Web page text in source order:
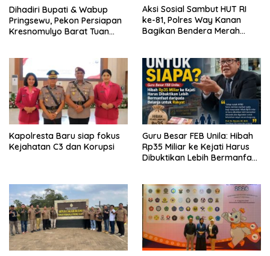
Dihadiri Bupati & Wabup
Pringsewu, Pekon Persiapan
Kresnomulyo Barat Tuan
Aksi Sosial Sambut HUT RI
ke-81, Polres Way Kanan
Bagikan Bendera Merah
Kapolresta Baru siap fokus
Kejahatan C3 dan Korupsi
Guru Besar FEB Unila: Hibah
Rp35 Miliar ke Kejati Harus
Dibuktikan Lebih Bermanfaat